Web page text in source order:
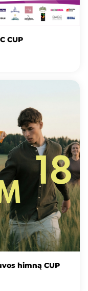
CUP
himną CUP